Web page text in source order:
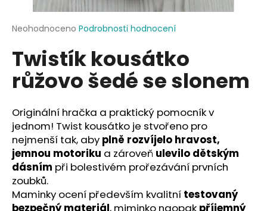
Průměrné
produktu
hvězdiček.
Neohodnoceno Podrobnosti hodnocení
Twistík kousátko
růžovo šedé se slonem
Originální hračka a praktický pomocník v
jednom! Twist kousátko je stvořeno pro
nejmenší tak, aby plně rozvíjelo hravost,
jemnou motoriku a zároveň ulevilo dětským
dásním při bolestivém prořezávání prvních
zoubků.
Maminky ocení především kvalitní testovaný
bezpečný materiál, miminko naopak příjemný
j
t
?
HLEDAT
D
o